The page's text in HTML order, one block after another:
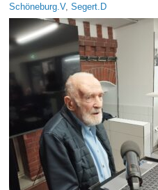
Schöneburg.V,Segert.D